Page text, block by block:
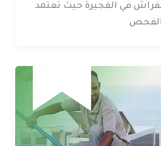
في الفجيرة حيث تعتمد
الفحص